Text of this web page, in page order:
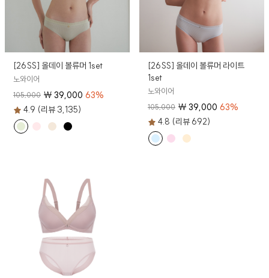
[26SS] 올데이 볼류머 1set
노와이어
105,000 ₩39,000 63%
4.9 (리뷰 3,135)
[26SS] 올데이 볼류머 라이트
1set
노와이어
105,000 ₩39,000 63%
4.8 (리뷰 692)